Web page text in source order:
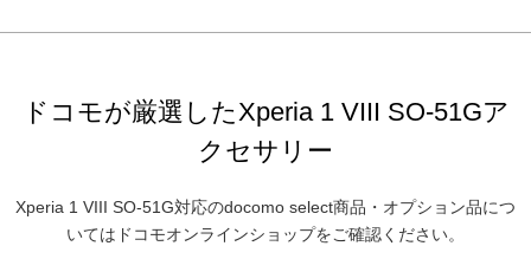
ドコモが厳選したXperia 1 VIII SO-51Gア
クセサリー
Xperia 1 VIII SO-51G対応のdocomo select商品・オプション品につ
いてはドコモオンラインショップをご確認ください。